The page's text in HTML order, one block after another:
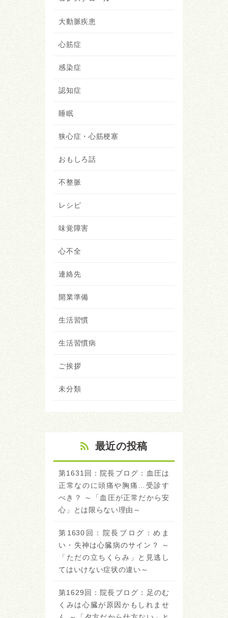
大動脈疾患
心筋症
感染症
認知症
睡眠
狭心症・心筋梗塞
おもしろ話
不整脈
レシピ
味覚障害
心不全
連絡先
開業準備
生活習慣
生活習慣病
ご挨拶
未分類
最近の投稿
第1631回：院長ブログ：血圧は
正常なのに頭痛や胸痛…受診す
べき？ ～「血圧が正常だから安
心」とは限らない理由～
第1630回：院長ブログ：めま
い・失神は心臓病のサイン？ ～
「ただの立ちくらみ」と見逃し
てはいけない症状の違い～
第1629回：院長ブログ：足のむ
くみは心臓が原因かもしれませ